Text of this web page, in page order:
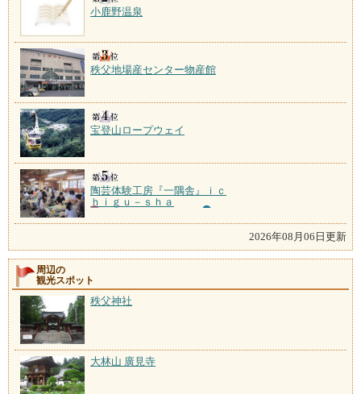
小鹿野温泉
秩父地場産センター物産館
宝登山ロープウェイ
陶芸体験工房『一隅舎』ｉｃ
ｈｉｇｕ－ｓｈａ
2026年08月06日更新
周辺の
観光スポット
秩父神社
大林山 廣見寺